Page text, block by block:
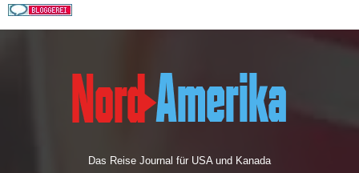
Das Reise Journal für USA und Kanada